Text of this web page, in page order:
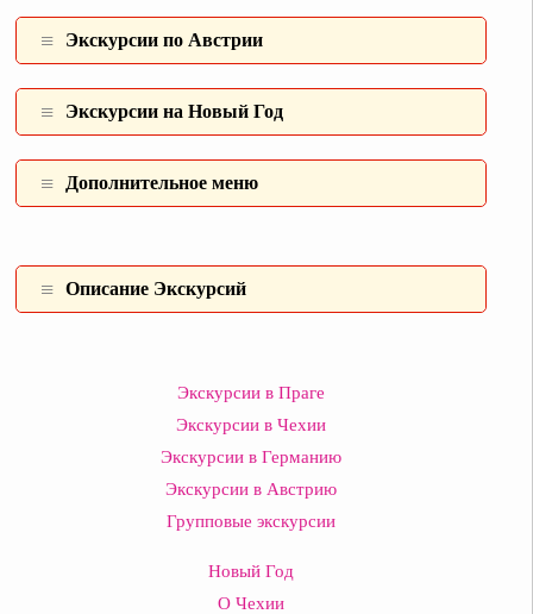
Экскурсии по Австрии
Экскурсии на Новый Год
Дополнительное меню
Описание Экскурсий
Экскурсии в Праге
Экскурсии в Чехии
Экскурсии в Германию
Экскурсии в Австрию
Групповые экскурсии
Новый Год
О Чехии